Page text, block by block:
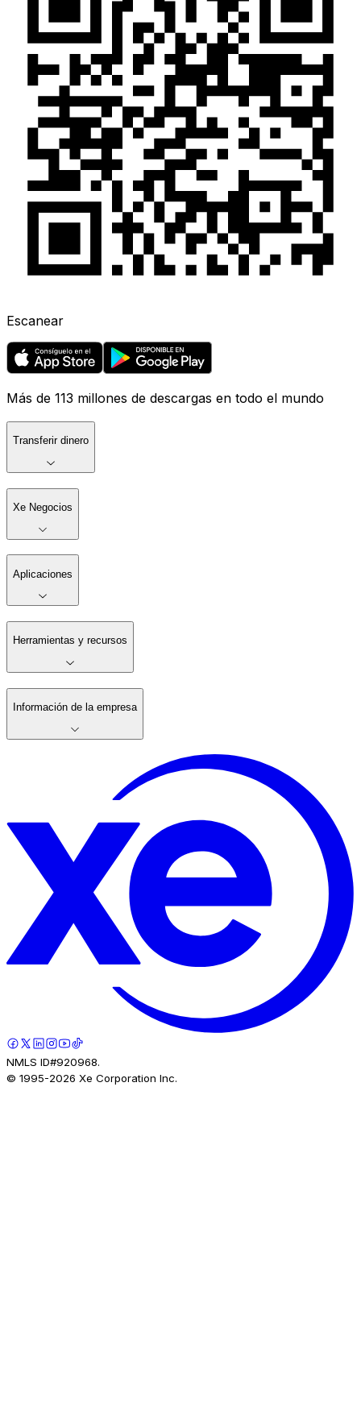
Escanear
Más de 113 millones de descargas en todo el mundo
Transferir dinero
Xe Negocios
Aplicaciones
Herramientas y recursos
Información de la empresa
NMLS ID#920968.
© 1995-2026 Xe Corporation Inc.